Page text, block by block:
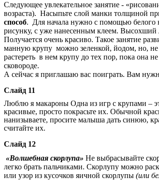
Следующее увлекательное занятие -
возраста). Насыпьте слой манки толщиной
способ. Для начала нужно с помощью белого
рисунку, с уже нанесенным клеем. Высохший
Получается очень красиво. Такое занятие
манную крупу можно зеленкой, йодом, но,
растереть в нем крупу до тех пор, пока она
сковороде.
А сейчас я приглашаю вас поиграть. Вам
Слайд 11
Люблю я макароны Одна из игр с крупами –
красивые, просто покрасьте их. Обычной
нанизываете, просите малыша дать синюю,
считайте их.
Слайд 12
«Волшебная скорлупа» Не выбрасывайте
легко брать пальчиками. Скорлупу можно
или узор из кусочков яичной скорлупы (или